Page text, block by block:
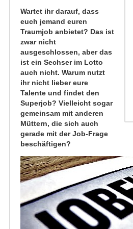
Wartet ihr darauf, dass
euch jemand euren
Traumjob anbietet? Das ist
zwar nicht
ausgeschlossen, aber das
ist ein Sechser im Lotto
auch nicht. Warum nutzt
ihr nicht lieber eure
Talente und findet den
Superjob? Vielleicht sogar
gemeinsam mit anderen
Müttern, die sich auch
gerade mit der Job-Frage
beschäftigen?